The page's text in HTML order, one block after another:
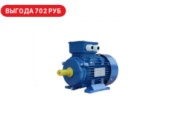
ВЫГОДА 702 РУБ